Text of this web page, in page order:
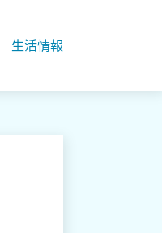
生活情報